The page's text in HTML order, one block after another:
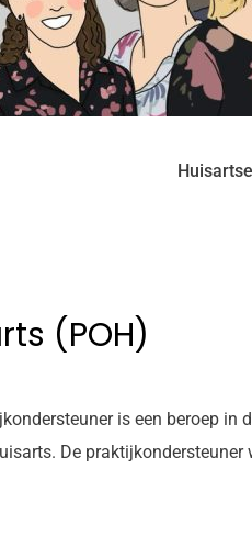
(POH)
is een beroep
De praktijkondersteuner